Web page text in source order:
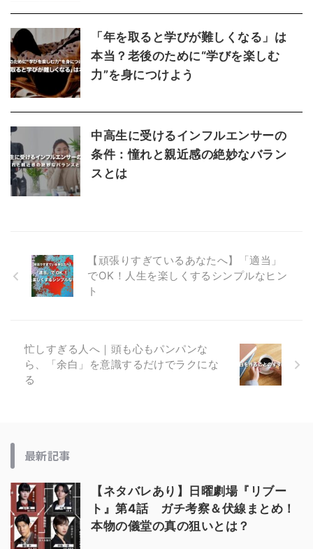
「年を取ると学びが難しくなる」は
本当？老後のために“学びを楽しむ
力”を身につけよう
中高生に受けるインフルエンサーの
条件：憧れと親近感の絶妙なバラン
スとは
【頑張りすぎているあなたへ】「適当」
でOK！人生を楽しくするシンプルなヒン
ト
忙しすぎる人へ｜頭も心もパンパンな
ら、「余白」を意識するだけでラクにな
る
最新記事
【ネタバレあり】日曜劇場『リブー
ト』第4話 ガチ考察＆伏線まとめ！
本物の儀堂の真の狙いとは？